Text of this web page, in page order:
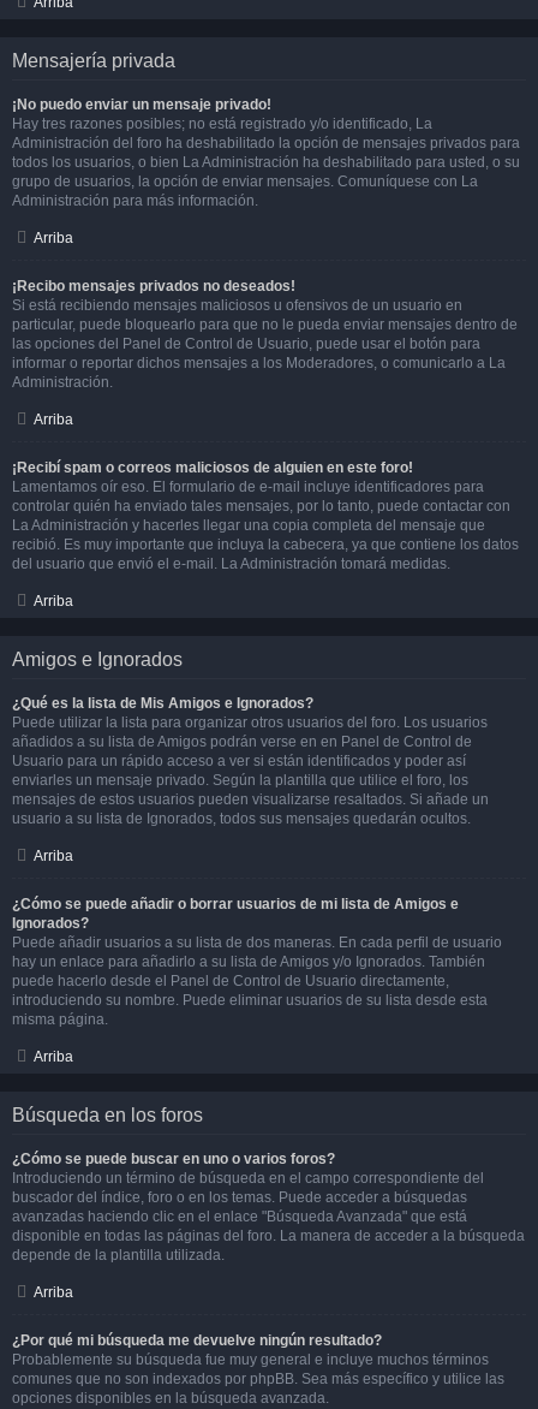
Mensajería privada
¡No puedo enviar un mensaje privado!
Hay tres razones posibles; no está registrado y/o identificado, La
Administración del foro ha deshabilitado la opción de mensajes privados para
todos los usuarios, o bien La Administración ha deshabilitado para usted, o su
grupo de usuarios, la opción de enviar mensajes. Comuníquese con La
Administración para más información.
Arriba
¡Recibo mensajes privados no deseados!
Si está recibiendo mensajes maliciosos u ofensivos de un usuario en
particular, puede bloquearlo para que no le pueda enviar mensajes dentro de
las opciones del Panel de Control de Usuario, puede usar el botón para
informar o reportar dichos mensajes a los Moderadores, o comunicarlo a La
Administración.
Arriba
¡Recibí spam o correos maliciosos de alguien en este foro!
Lamentamos oír eso. El formulario de e-mail incluye identificadores para
controlar quién ha enviado tales mensajes, por lo tanto, puede contactar con
La Administración y hacerles llegar una copia completa del mensaje que
recibió. Es muy importante que incluya la cabecera, ya que contiene los datos
del usuario que envió el e-mail. La Administración tomará medidas.
Arriba
Amigos e Ignorados
¿Qué es la lista de Mis Amigos e Ignorados?
Puede utilizar la lista para organizar otros usuarios del foro. Los usuarios
añadidos a su lista de Amigos podrán verse en en Panel de Control de
Usuario para un rápido acceso a ver si están identificados y poder así
enviarles un mensaje privado. Según la plantilla que utilice el foro, los
mensajes de estos usuarios pueden visualizarse resaltados. Si añade un
usuario a su lista de Ignorados, todos sus mensajes quedarán ocultos.
Arriba
¿Cómo se puede añadir o borrar usuarios de mi lista de Amigos e
Ignorados?
Puede añadir usuarios a su lista de dos maneras. En cada perfil de usuario
hay un enlace para añadirlo a su lista de Amigos y/o Ignorados. También
puede hacerlo desde el Panel de Control de Usuario directamente,
introduciendo su nombre. Puede eliminar usuarios de su lista desde esta
misma página.
Arriba
Búsqueda en los foros
¿Cómo se puede buscar en uno o varios foros?
Introduciendo un término de búsqueda en el campo correspondiente del
buscador del índice, foro o en los temas. Puede acceder a búsquedas
avanzadas haciendo clic en el enlace "Búsqueda Avanzada" que está
disponible en todas las páginas del foro. La manera de acceder a la búsqueda
depende de la plantilla utilizada.
Arriba
¿Por qué mi búsqueda me devuelve ningún resultado?
Probablemente su búsqueda fue muy general e incluye muchos términos
comunes que no son indexados por phpBB. Sea más específico y utilice las
opciones disponibles en la búsqueda avanzada.